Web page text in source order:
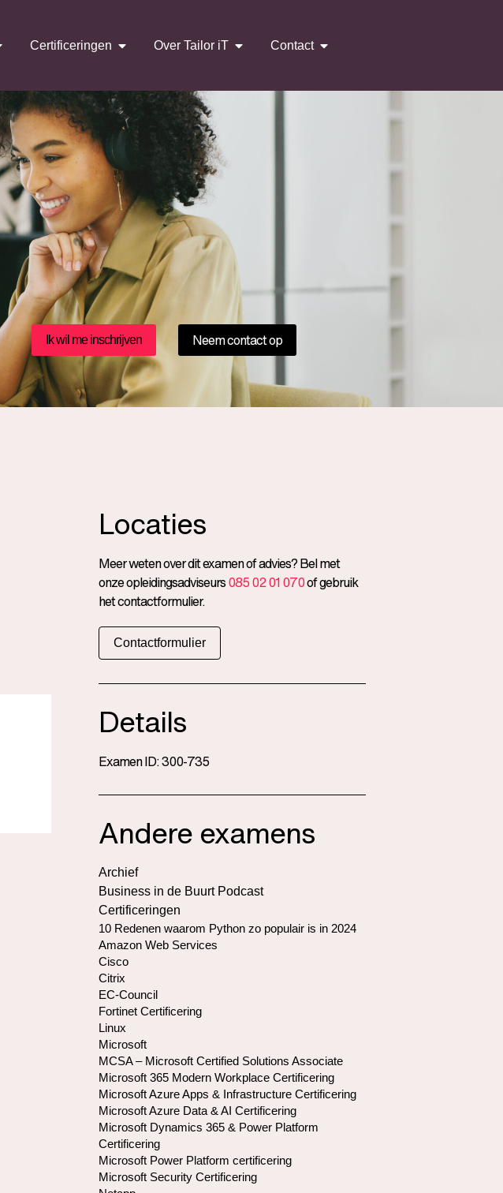
Certificeringen Over Tailor iT Contact
Ik wil me inschrijven Neem contact op
Locaties
Meer weten over dit examen of advies? Bel met
onze opleidingsadviseurs085 02 01 070of gebruik
het contactformulier.
Contactformulier
Details
Examen ID: 300-735
Andere examens
Archief
Business in de Buurt Podcast
Certificeringen
10 Redenen waarom Python zo populair is in 2024
Amazon Web Services
Cisco
Citrix
EC-Council
Fortinet Certificering
Linux
Microsoft
MCSA – Microsoft Certified Solutions Associate
Microsoft 365 Modern Workplace Certificering
Microsoft Azure Apps & Infrastructure Certificering
Microsoft Azure Data & AI Certificering
Microsoft Dynamics 365 & Power Platform
Certificering
Microsoft Power Platform certificering
Microsoft Security Certificering